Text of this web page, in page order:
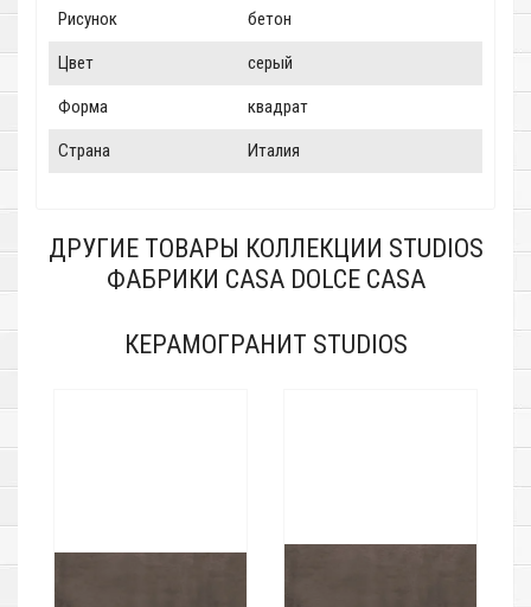
Рисунок бетон
Цвет серый
Форма квадрат
Страна Италия
ДРУГИЕ ТОВАРЫ КОЛЛЕКЦИИ STUDIOS
ФАБРИКИ CASA DOLCE CASA
КЕРАМОГРАНИТ STUDIOS